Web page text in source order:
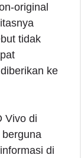
original
tidak
ke
Vivo di
di